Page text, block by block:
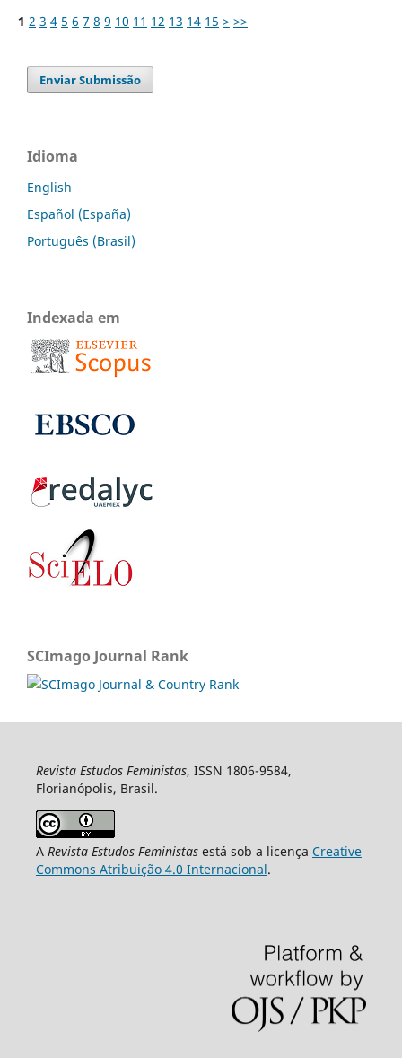
1 2 3 4 5 6 7 8 9 10 11 12 13 14 15 > >>
Enviar Submissão
Idioma
English
Español (España)
Português (Brasil)
Indexada em
SCImago Journal Rank
Revista Estudos Feministas, ISSN 1806-9584,
Florianópolis, Brasil.
A Revista Estudos Feministasestá sob a licença Creative
Commons Atribuição 4.0 Internacional.